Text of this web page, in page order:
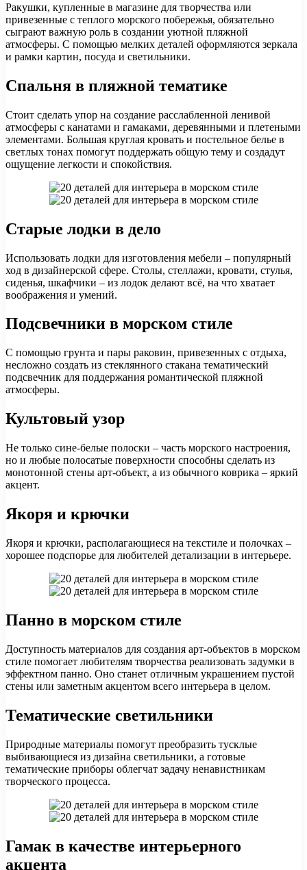
Ракушки, купленные в магазине для творчества или
привезенные с теплого морского побережья, обязательно
сыграют важную роль в создании уютной пляжной
атмосферы. С помощью мелких деталей оформляются зеркала
и рамки картин, посуда и светильники.
Спальня в пляжной тематике
Стоит сделать упор на создание расслабленной ленивой
атмосферы с канатами и гамаками, деревянными и плетеными
элементами. Большая круглая кровать и постельное белье в
светлых тонах помогут поддержать общую тему и создадут
ощущение легкости и спокойствия.
Старые лодки в дело
Использовать лодки для изготовления мебели – популярный
ход в дизайнерской сфере. Столы, стеллажи, кровати, стулья,
сиденья, шкафчики – из лодок делают всё, на что хватает
воображения и умений.
Подсвечники в морском стиле
С помощью грунта и пары раковин, привезенных с отдыха,
несложно создать из стеклянного стакана тематический
подсвечник для поддержания романтической пляжной
атмосферы.
Культовый узор
Не только сине-белые полоски – часть морского настроения,
но и любые полосатые поверхности способны сделать из
монотонной стены арт-объект, а из обычного коврика – яркий
акцент.
Якоря и крючки
Якоря и крючки, располагающиеся на текстиле и полочках –
хорошее подспорье для любителей детализации в интерьере.
Панно в морском стиле
Доступность материалов для создания арт-объектов в морском
стиле помогает любителям творчества реализовать задумки в
эффектном панно. Оно станет отличным украшением пустой
стены или заметным акцентом всего интерьера в целом.
Тематические светильники
Природные материалы помогут преобразить тусклые
выбивающиеся из дизайна светильники, а готовые
тематические приборы облегчат задачу ненавистникам
творческого процесса.
Гамак в качестве интерьерного
акцента